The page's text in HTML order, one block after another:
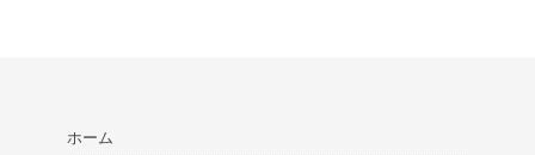
ホーム